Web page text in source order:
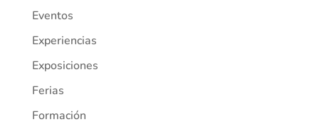
Eventos
Experiencias
Exposiciones
Ferias
Formación